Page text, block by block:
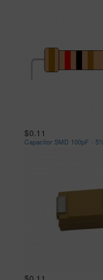
$0.11
Capacitor SMD 100pF -